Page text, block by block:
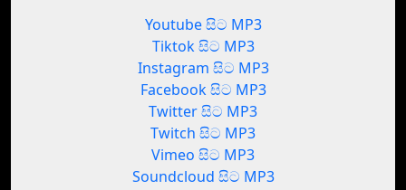
Youtube සිට MP3
Tiktok සිට MP3
Instagram සිට MP3
Facebook සිට MP3
Twitter සිට MP3
Twitch සිට MP3
Vimeo සිට MP3
Soundcloud සිට MP3